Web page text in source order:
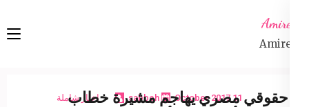
content
Amireta
Amireta
11 October 2017
sabbeh اخبار شاملة
حقوقي مصري يهاجم مشيرة خطاب